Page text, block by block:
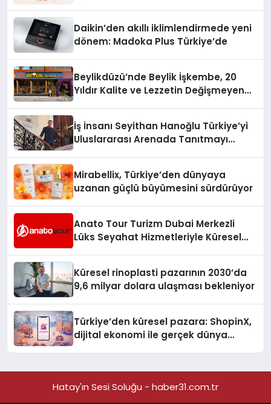
Daikin’den akıllı iklimlendirmede yeni
dönem: Madoka Plus Türkiye’de
Beylikdüzü’nde Beylik İşkembe, 20
Yıldır Kalite ve Lezzetin Değişmeyen
İş İnsanı Seyithan Hanoğlu Türkiye’yi
Uluslararası Arenada Tanıtmayı
Mirabellix, Türkiye’den dünyaya
uzanan güçlü büyümesini sürdürüyor
Anato Tour Turizm Dubai Merkezli
Lüks Seyahat Hizmetleriyle Küresel
Küresel rinoplasti pazarının 2030’da
9,6 milyar dolara ulaşması bekleniyor
Türkiye’den küresel pazara: ShopinX,
dijital ekonomi ile gerçek dünya
Hatay'ın Sesi Soluğu - haber31.com.tr